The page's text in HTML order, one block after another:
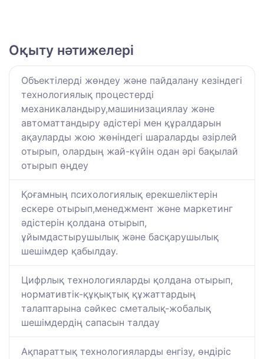
Оқыту нәтижелері
Объектілерді жөндеу және пайдалану кезіндегі
технологиялық процестерді
механикаландыру,машинизациялау және
автоматтандыру әдістері мен құралдарын
ақауларды жою жөніндегі шараларды әзірлей
отырып, олардың жай-күйін одан әрі бақылай
отырып өңдеу
Қоғамның психологиялық ерекшеліктерін
ескере отырып,менеджмент және маркетинг
әдістерін қолдана отырып,
ұйымдастырушылық және басқарушылық
шешімдер қабылдау.
Цифрлық технологияларды қолдана отырып,
нормативтік-құқықтық құжаттардың
талаптарына сәйкес сметалық-жобалық
шешімдердің сапасын талдау
Ақпараттық технологияларды енгізу, өндіріс